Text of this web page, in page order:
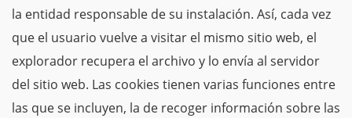
la entidad responsable de su instalación. Así, cada vez
que el usuario vuelve a visitar el mismo sitio web, el
explorador recupera el archivo y lo envía al servidor
del sitio web. Las cookies tienen varias funciones entre
las que se incluyen, la de recoger información sobre las